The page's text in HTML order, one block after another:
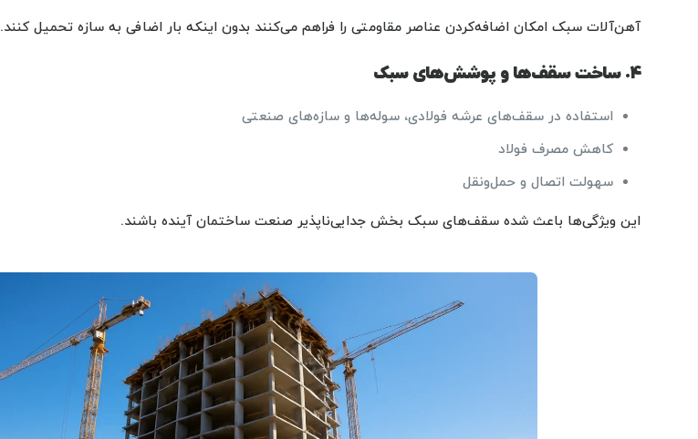
آهن‌آلات سبک امکان اضافه‌کردن عناصر مقاومتی را فراهم می‌کنند بدون اینکه بار اضافی به سازه تحمیل کنند.
۴. ساخت سقف‌ها و پوشش‌های سبک
استفاده در سقف‌های عرشه فولادی، سوله‌ها و سازه‌های صنعتی
کاهش مصرف فولاد
سهولت اتصال و حمل‌ونقل
این ویژگی‌ها باعث شده سقف‌های سبک بخش جدایی‌ناپذیر صنعت ساختمان آینده باشند.